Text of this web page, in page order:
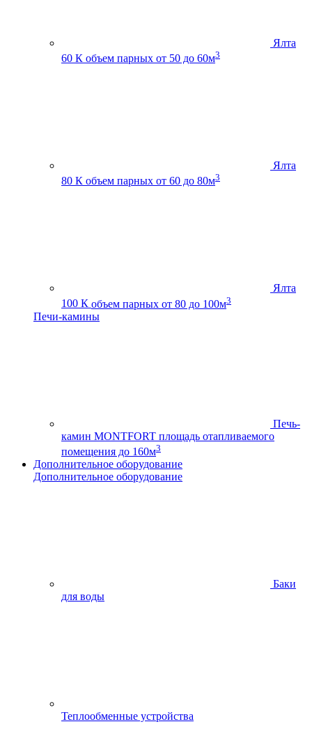
Ялта
60 К объем парных от 50 до 60м3
Ялта
80 К объем парных от 60 до 80м3
Ялта
100 К объем парных от 80 до 100м3
Печи-камины
Печь-
камин MONTFORT площадь отапливаемого
помещения до 160м3
Дополнительное оборудование
Дополнительное оборудование
Баки
для воды
Теплообменные устройства